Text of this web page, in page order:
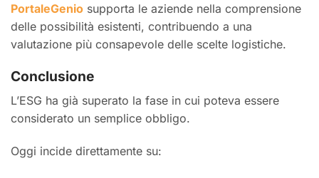
PortaleGenio supporta le aziende nella comprensione
delle possibilità esistenti, contribuendo a una
valutazione più consapevole delle scelte logistiche.
Conclusione
L’ESG ha già superato la fase in cui poteva essere
considerato un semplice obbligo.
Oggi incide direttamente su: